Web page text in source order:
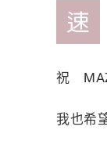
祝
我也希